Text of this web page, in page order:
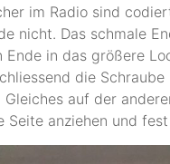
im Radio sind
nicht. Das schmale
in das größere
die
auf der
Seite anziehen und